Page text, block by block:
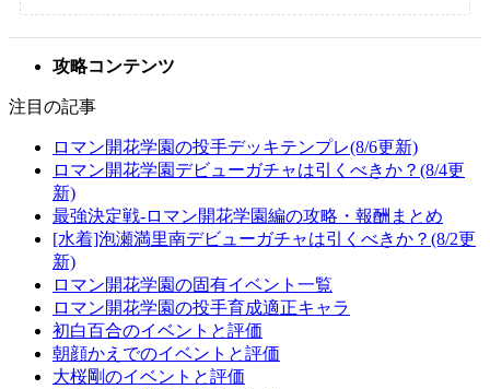
攻略コンテンツ
注目の記事
ロマン開花学園の投手デッキテンプレ(8/6更新)
ロマン開花学園デビューガチャは引くべきか？(8/4更
新)
最強決定戦-ロマン開花学園編の攻略・報酬まとめ
[水着]泡瀬満里南デビューガチャは引くべきか？(8/2更
新)
ロマン開花学園の固有イベント一覧
ロマン開花学園の投手育成適正キャラ
初白百合のイベントと評価
朝顔かえでのイベントと評価
大桜剛のイベントと評価